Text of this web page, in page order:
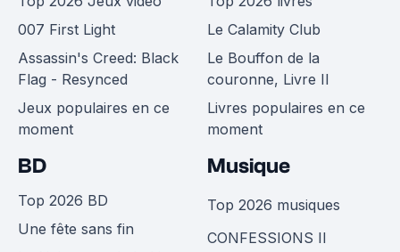
007 First Light
Assassin's Creed: Black
Flag - Resynced
Jeux populaires en ce
moment
Le Calamity Club
Le Bouffon de la
couronne, Livre II
Livres populaires en ce
moment
BD
Top 2026 BD
Une fête sans fin
Musique
Top 2026 musiques
CONFESSIONS II